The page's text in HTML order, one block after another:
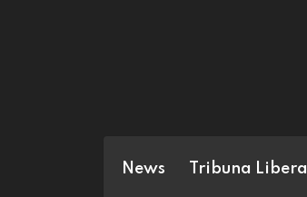
News Tribuna Libera